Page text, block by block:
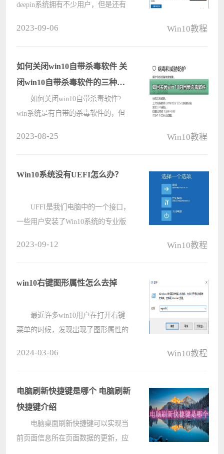
deepin系统拥有不少用户，但是还有
操作方法： 1、首先在其他
的????
2023-09-06 Win10教程
如何关闭win10自带杀毒软件 关
闭win10自带杀毒软件的三种方
如何关闭win10自带杀毒软件?
win系统是有自带的杀毒软件的，但
win10自带杀毒软件的三种方法，需
2023-08-25 Win10教程
Win10系统没有UEFI怎么办？
UFFI是我们电脑中的一个接口，
一些用户安装了Win10系统的专业版
方法进行解决即可，希望可以帮到大
2023-09-12 Win10教程
win10右键图形属性怎么去掉
最近许多win10用户在打开右键
菜单的时候，发现出现了图形属性的
它，针对这个情况，今日的win10教
程就为????
2024-03-06 Win10教程
电脑刷新快捷键是哪个 电脑刷新
快捷键介绍
电脑桌面刷新快捷键可以实现当
前页面信息所在页面数据的更新，应